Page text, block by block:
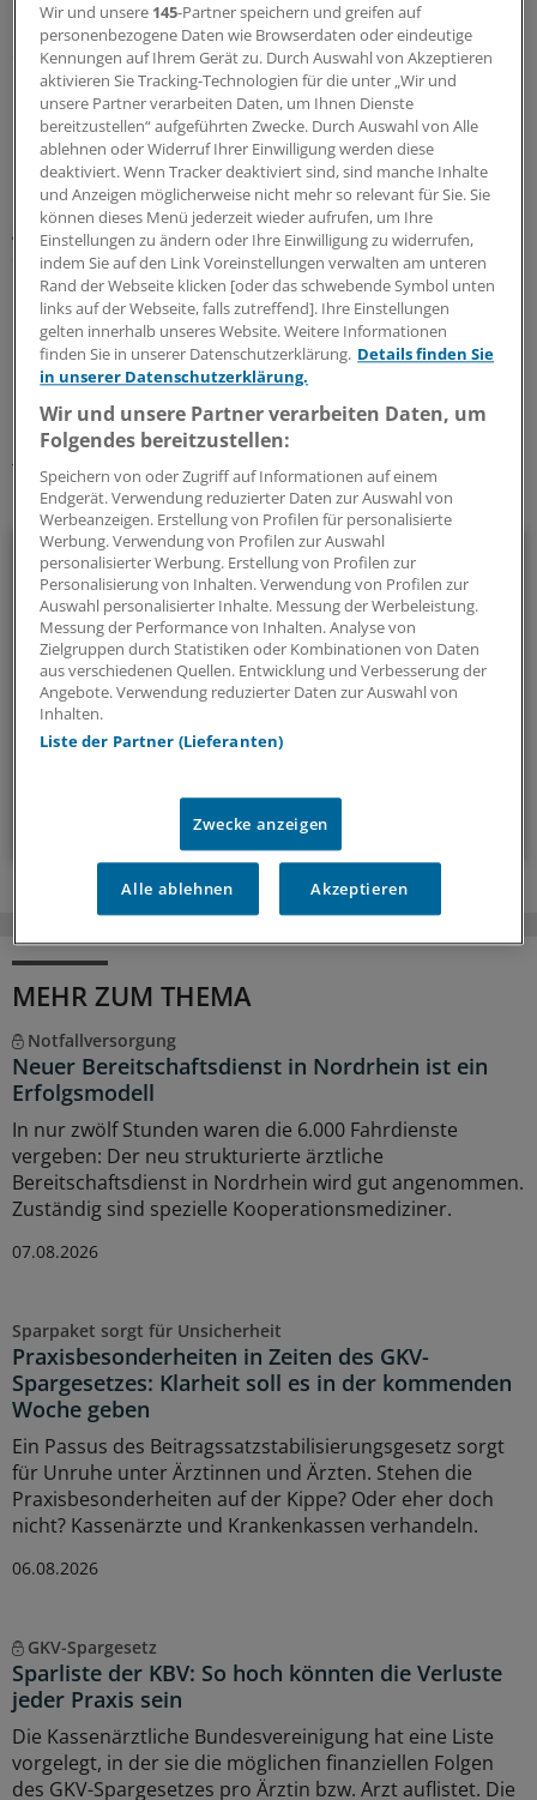
Dadurch muss der Petitionsausschuss des Bundestages
die regionalen Unterschiede in der Vergütung der
niedergelassenen Ärzte in öffentlicher Sitzung
behandeln und den KVWL-Chef dazu anhören.
"Die Petition ist nicht unser letzter Schuss", betont
Dryden jetzt. Auch im kommenden Jahr werde die KVWL
gemeinsam mit der KV Nordrhein und anderen KVen
dafür sorgen, dass das Thema in der Öffentlichkeit
präsent bleibe.
0
Schlagworte:
Berufspolitik Krankenkassen
Ihr Newsletter zum Thema
Politik & Debatte
Mit diesem Newsletter blicken Sie hinter das tägliche
Geschehen in der Gesundheitspolitik. Mit Analysen,
Hintergründen und einem Blick auf Themen, die die Agenda
bestimmen.
Zum Abonnieren bitte anmelden
MEHR ZUM THEMA
Notfallversorgung
Neuer Bereitschaftsdienst in Nordrhein ist ein
Erfolgsmodell
In nur zwölf Stunden waren die 6.000 Fahrdienste
vergeben: Der neu strukturierte ärztliche
Bereitschaftsdienst in Nordrhein wird gut angenommen.
Zuständig sind spezielle Kooperationsmediziner.
07.08.2026
Sparpaket sorgt für Unsicherheit
Praxisbesonderheiten in Zeiten des GKV-
Spargesetzes: Klarheit soll es in der kommenden
Woche geben
Ein Passus des Beitragssatzstabilisierungsgesetz sorgt
für Unruhe unter Ärztinnen und Ärzten. Stehen die
Praxisbesonderheiten auf der Kippe? Oder eher doch
nicht? Kassenärzte und Krankenkassen verhandeln.
06.08.2026
GKV-Spargesetz
Sparliste der KBV: So hoch könnten die Verluste
jeder Praxis sein
Die Kassenärztliche Bundesvereinigung hat eine Liste
vorgelegt, in der sie die möglichen finanziellen Folgen
des GKV-Spargesetzes pro Ärztin bzw. Arzt auflistet. Die
Wir und unsere 145-Partner speichern und greifen auf
personenbezogene Daten wie Browserdaten oder eindeutige
Kennungen auf Ihrem Gerät zu. Durch Auswahl von Akzeptieren
aktivieren Sie Tracking-Technologien für die unter „Wir und
unsere Partner verarbeiten Daten, um Ihnen Dienste
bereitzustellen“ aufgeführten Zwecke. Durch Auswahl von Alle
ablehnen oder Widerruf Ihrer Einwilligung werden diese
deaktiviert. Wenn Tracker deaktiviert sind, sind manche Inhalte
und Anzeigen möglicherweise nicht mehr so relevant für Sie. Sie
können dieses Menü jederzeit wieder aufrufen, um Ihre
Einstellungen zu ändern oder Ihre Einwilligung zu widerrufen,
indem Sie auf den Link Voreinstellungen verwalten am unteren
Rand der Webseite klicken [oder das schwebende Symbol unten
links auf der Webseite, falls zutreffend]. Ihre Einstellungen
gelten innerhalb unseres Website. Weitere Informationen
finden Sie in unserer Datenschutzerklärung. Details finden Sie
in unserer Datenschutzerklärung.
Wir und unsere Partner verarbeiten Daten, um
Folgendes bereitzustellen:
Speichern von oder Zugriff auf Informationen auf einem
Endgerät. Verwendung reduzierter Daten zur Auswahl von
Werbeanzeigen. Erstellung von Profilen für personalisierte
Werbung. Verwendung von Profilen zur Auswahl
personalisierter Werbung. Erstellung von Profilen zur
Personalisierung von Inhalten. Verwendung von Profilen zur
Auswahl personalisierter Inhalte. Messung der Werbeleistung.
Messung der Performance von Inhalten. Analyse von
Zielgruppen durch Statistiken oder Kombinationen von Daten
aus verschiedenen Quellen. Entwicklung und Verbesserung der
Angebote. Verwendung reduzierter Daten zur Auswahl von
Inhalten.
Liste der Partner (Lieferanten)
Zwecke anzeigen
Alle ablehnen Akzeptieren